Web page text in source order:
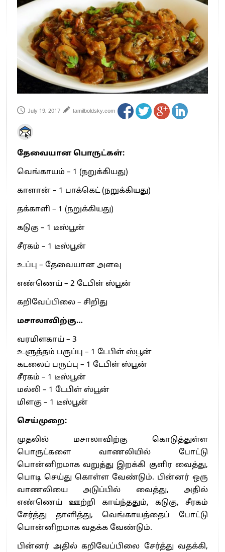
தலைவர் அன்புமணி ராமதாஸ்
பிரவீன் சக்ரவர்த்தியின் கருத்து காங்கிரஸ் தலைமையின் கருத்து கிடையாது – கார்த்தி
சிதம்பரம்
“ஜெயலலிதா அவர்களே என் ரோல் மாடல்” -பிரேமலதா விஜயகாந்த் பேட்டி
ராகுல் காந்தி கைது – தவெக தலைவர் விஜய் கண்டனம்
செத்து சாம்பல் ஆனாலும் தனித்துதான் போட்டி – சீமான்
பாகிஸ்தானின் அணு ஆயுத மிரட்டலுக்கு அஞ்சமாட்டோம் – இந்தியா
தமிழக சட்டப்பேரவையில் காலியிடங்கள் 6 ஆக உயர்வு
July 19, 2017 tamilboldsky.com
தேவையான பொருட்கள்:
வெங்காயம் – 1 (நறுக்கியது)
காளான் – 1 பாக்கெட் (நறுக்கியது)
தக்காளி – 1 (நறுக்கியது)
கடுகு – 1 டீஸ்பூன்
சீரகம் – 1 டீஸ்பூன்
உப்பு – தேவையான அளவு
எண்ணெய் – 2 டேபிள் ஸ்பூன்
கறிவேப்பிலை – சிறிது
மசாலாவிற்கு…
வரமிளகாய் – 3
உளுத்தம் பருப்பு – 1 டேபிள் ஸ்பூன்
கடலைப் பருப்பு – 1 டேபிள் ஸ்பூன்
சீரகம் – 1 டீஸ்பூன்
மல்லி – 1 டேபிள் ஸ்பூன்
மிளகு – 1 டீஸ்பூன்
செய்முறை:
முதலில் மசாலாவிற்கு கொடுத்துள்ள
பொருட்களை வாணலியில் போட்டு
பொன்னிறமாக வறுத்து இறக்கி குளிர வைத்து,
பொடி செய்து கொள்ள வேண்டும். பின்னர் ஒரு
வாணலியை அடுப்பில் வைத்து, அதில்
எண்ணெய் ஊற்றி காய்ந்ததும், கடுகு, சீரகம்
சேர்த்து தாளித்து, வெங்காயத்தைப் போட்டு
பொன்னிறமாக வதக்க வேண்டும்.
பின்னர் அதில் கறிவேப்பிலை சேர்த்து வதக்கி,